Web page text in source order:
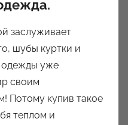
заслуживает
шубы куртки и
одежды уже
своим
Потому купив такое
теплом и